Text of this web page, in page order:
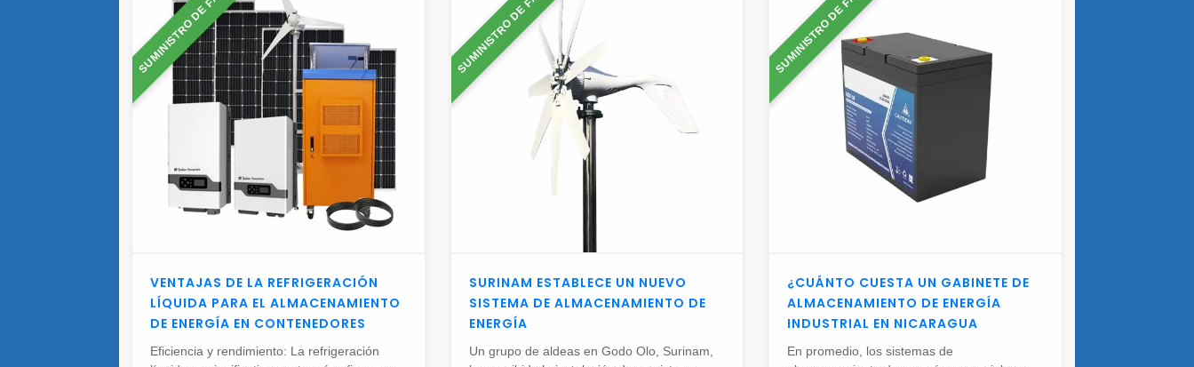
VENTAJAS DE LA REFRIGERACIÓN
LÍQUIDA PARA EL ALMACENAMIENTO
DE ENERGÍA EN CONTENEDORES
Eficiencia y rendimiento: La refrigeración
SURINAM ESTABLECE UN NUEVO
SISTEMA DE ALMACENAMIENTO DE
ENERGÍA
Un grupo de aldeas en Godo Olo, Surinam,
¿CUÁNTO CUESTA UN GABINETE DE
ALMACENAMIENTO DE ENERGÍA
INDUSTRIAL EN NICARAGUA
En promedio, los sistemas de